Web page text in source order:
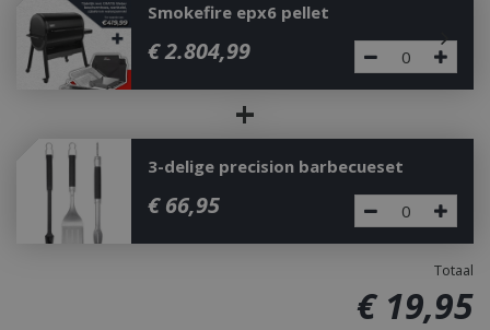
Smokefire epx6 pellet
€2.804,99
+
3-delige precision barbecueset
€ 66,95
Totaal
€ 19,95